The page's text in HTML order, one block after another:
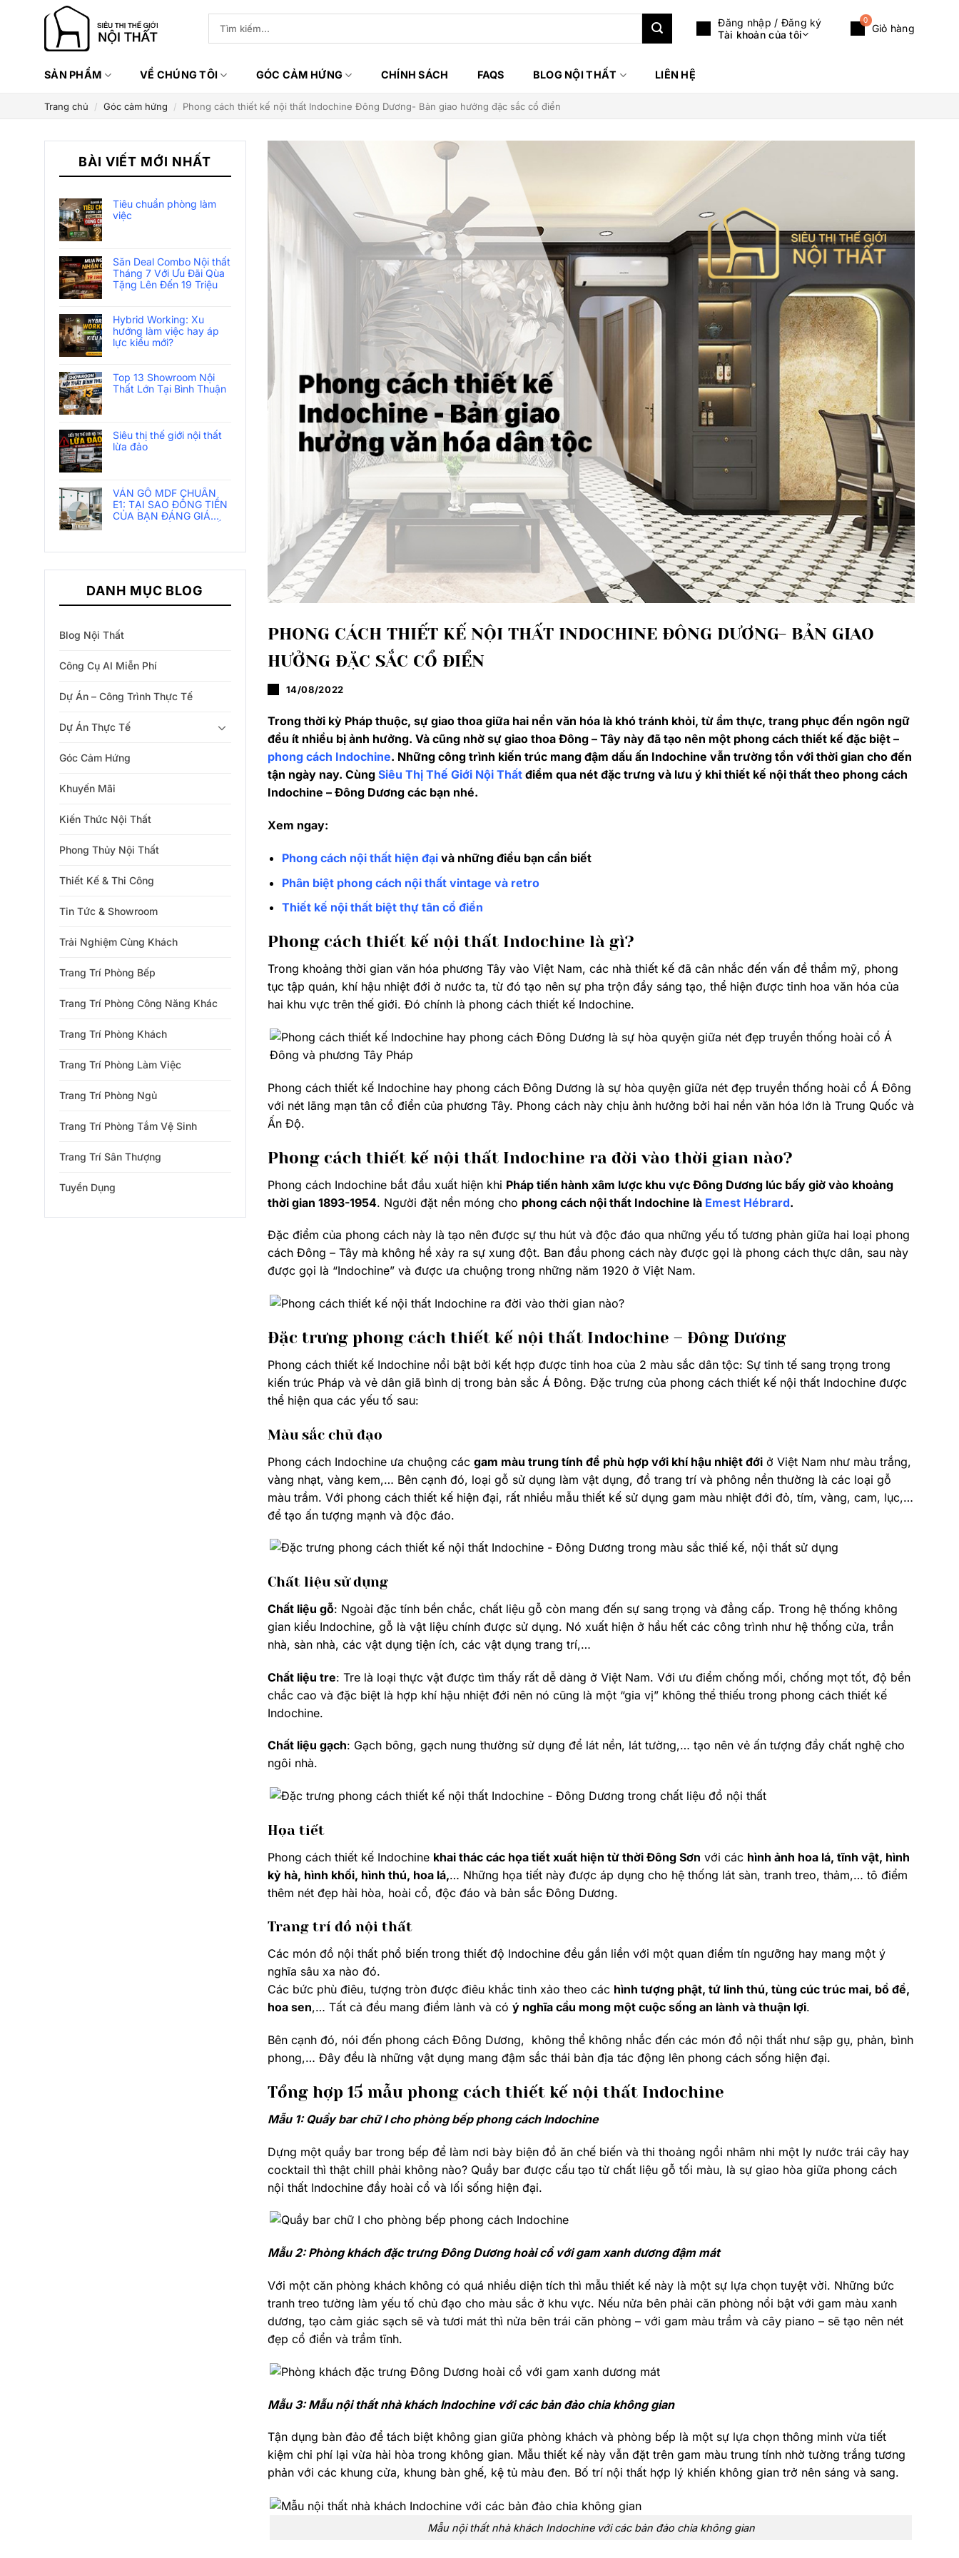
kiếm:
Đăng nhập / Đăng ký
Tài khoản của tôi
Giỏ hàng
0
SẢN PHẨM VỀ CHÚNG TÔI GÓC CẢM HỨNG CHÍNH SÁCH FAQS BLOG NỘI THẤT LIÊN HỆ
Trang chủ / Góc cảm hứng / Phong cách thiết kế nội thất Indochine Đông Dương- Bản giao hưởng đặc sắc cổ điển
BÀI VIẾT MỚI NHẤT
Tiêu chuẩn phòng làm
việc
Săn Deal Combo Nội thất
Tháng 7 Với Ưu Đãi Qùa
Tặng Lên Đến 19 Triệu
Hybrid Working: Xu
hướng làm việc hay áp
lực kiểu mới?
Top 13 Showroom Nội
Thất Lớn Tại Bình Thuận
Siêu thị thế giới nội thất
lừa đảo
VÁN GỖ MDF CHUẨN
E1: TẠI SAO ĐỒNG TIỀN
CỦA BẠN ĐÁNG GIÁ
DANH MỤC BLOG
Blog Nội Thất
Công Cụ AI Miễn Phí
Dự Án – Công Trình Thực Tế
Dự Án Thực Tế
Góc Cảm Hứng
Khuyến Mãi
Kiến Thức Nội Thất
Phong Thủy Nội Thất
Thiết Kế & Thi Công
Tin Tức & Showroom
Trải Nghiệm Cùng Khách
Trang Trí Phòng Bếp
Trang Trí Phòng Công Năng Khác
Trang Trí Phòng Khách
Trang Trí Phòng Làm Việc
Trang Trí Phòng Ngủ
Trang Trí Phòng Tắm Vệ Sinh
Trang Trí Sân Thượng
Tuyển Dụng
PHONG CÁCH THIẾT KẾ NỘI THẤT INDOCHINE ĐÔNG DƯƠNG- BẢN GIAO
HƯỞNG ĐẶC SẮC CỔ ĐIỂN
14/08/2022
Trong thời kỳ Pháp thuộc, sự giao thoa giữa hai nền văn hóa là khó tránh khỏi, từ ẩm thực, trang phục đến ngôn ngữ
đều ít nhiều bị ảnh hưởng. Và cũng nhờ sự giao thoa Đông – Tây này đã tạo nên một phong cách thiết kế đặc biệt –
phong cách Indochine. Những công trình kiến ​​trúc mang đậm dấu ấn Indochine vẫn trường tồn với thời gian cho đến
tận ngày nay. Cùng Siêu Thị Thế Giới Nội Thấtđiểm qua nét đặc trưng và lưu ý khi thiết kế nội thất theo phong cách
Indochine – Đông Dương các bạn nhé.
Xem ngay:
Phong cách nội thất hiện đại và những điều bạn cần biết
Phân biệt phong cách nội thất vintage và retro
Thiết kế nội thất biệt thự tân cổ điển
Phong cách thiết kế nội thất Indochine là gì?
Trong khoảng thời gian văn hóa phương Tây vào Việt Nam, các nhà thiết kế đã cân nhắc đến vấn đề thẩm mỹ, phong
tục tập quán, khí hậu nhiệt đới ở nước ta, từ đó tạo nên sự pha trộn đầy sáng tạo, thể hiện được tinh hoa văn hóa của
hai khu vực trên thế giới. Đó chính là phong cách thiết kế Indochine.
Phong cách thiết kế Indochine hay phong cách Đông Dương là sự hòa quyện giữa nét đẹp truyền thống hoài cổ Á Đông
với nét lãng mạn tân cổ điển của phương Tây. Phong cách này chịu ảnh hưởng bởi hai nền văn hóa lớn là Trung Quốc và
Ấn Độ.
Phong cách thiết kế nội thất Indochine ra đời vào thời gian nào?
Phong cách Indochine bắt đầu xuất hiện khi Pháp tiến hành xâm lược khu vực Đông Dương lúc bấy giờ vào khoảng
thời gian 1893-1954. Người đặt nền móng cho phong cách nội thất Indochine là Emest Hébrard.
Đặc điểm của phong cách này là tạo nên được sự thu hút và độc đáo qua những yếu tố tương phản giữa hai loại phong
cách Đông – Tây mà không hề xảy ra sự xung đột. Ban đầu phong cách này được gọi là phong cách thực dân, sau này
được gọi là “Indochine” và được ưa chuộng trong những năm 1920 ở Việt Nam.
Đặc trưng phong cách thiết kế nội thất Indochine – Đông Dương
Phong cách thiết kế Indochine nổi bật bởi kết hợp được tinh hoa của 2 màu sắc dân tộc: Sự tinh tế sang trọng trong
kiến trúc Pháp và vẻ dân giã bình dị trong bản sắc Á Đông. Đặc trưng của phong cách thiết kế nội thất Indochine được
thể hiện qua các yếu tố sau:
Màu sắc chủ đạo
Phong cách Indochine ưa chuộng các gam màu trung tính để phù hợp với khí hậu nhiệt đớiở Việt Nam như màu trắng,
vàng nhạt, vàng kem,… Bên cạnh đó, loại gỗ sử dụng làm vật dụng, đồ trang trí và phông nền thường là các loại gỗ
màu trầm. Với phong cách thiết kế hiện đại, rất nhiều mẫu thiết kế sử dụng gam màu nhiệt đới đỏ, tím, vàng, cam, lục,…
để tạo ấn tượng mạnh và độc đáo.
Chất liệu sử dụng
Chất liệu gỗ: Ngoài đặc tính bền chắc, chất liệu gỗ còn mang đến sự sang trọng và đẳng cấp. Trong hệ thống không
gian kiểu Indochine, gỗ là vật liệu chính được sử dụng. Nó xuất hiện ở hầu hết các công trình như hệ thống cửa, trần
nhà, sàn nhà, các vật dụng tiện ích, các vật dụng trang trí,…
Chất liệu tre: Tre là loại thực vật được tìm thấy rất dễ dàng ở Việt Nam. Với ưu điểm chống mối, chống mọt tốt, độ bền
chắc cao và đặc biệt là hợp khí hậu nhiệt đới nên nó cũng là một “gia vị” không thể thiếu trong phong cách thiết kế
Indochine.
Chất liệu gạch: Gạch bông, gạch nung thường sử dụng để lát nền, lát tường,… tạo nên vẻ ấn tượng đầy chất nghệ cho
ngôi nhà.
Họa tiết
Phong cách thiết kế Indochine khai thác các họa tiết xuất hiện từ thời Đông Sơn với các hình ảnh hoa lá, tĩnh vật, hình
kỷ hà, hình khối, hình thú, hoa lá,… Những họa tiết này được áp dụng cho hệ thống lát sàn, tranh treo, thảm,… tô điểm
thêm nét đẹp hài hòa, hoài cổ, độc đáo và bản sắc Đông Dương.
Trang trí đồ nội thất
Các món đồ nội thất phổ biến trong thiết độ Indochine đều gắn liền với một quan điểm tín ngưỡng hay mang một ý
nghĩa sâu xa nào đó.
Các bức phù điêu, tượng tròn được điêu khắc tinh xảo theo các hình tượng phật, tứ linh thú, tùng cúc trúc mai, bồ đề,
hoa sen,… Tất cả đều mang điềm lành và có ý nghĩa cầu mong một cuộc sống an lành và thuận lợi.
Bên cạnh đó, nói đến phong cách Đông Dương, không thể không nhắc đến các món đồ nội thất như sập gụ, phản, bình
phong,… Đây đều là những vật dụng mang đậm sắc thái bản địa tác động lên phong cách sống hiện đại.
Tổng hợp 15 mẫu phong cách thiết kế nội thất Indochine
Mẫu 1: Quầy bar chữ I cho phòng bếp phong cách Indochine
Dựng một quầy bar trong bếp để làm nơi bày biện đồ ăn chế biến và thi thoảng ngồi nhâm nhi một ly nước trái cây hay
cocktail thì thật chill phải không nào? Quầy bar được cấu tạo từ chất liệu gỗ tối màu, là sự giao hòa giữa phong cách
nội thất Indochine đầy hoài cổ và lối sống hiện đại.
Mẫu 2: Phòng khách đặc trưng Đông Dương hoài cổ với gam xanh dương đậm mát
Với một căn phòng khách không có quá nhiều diện tích thì mẫu thiết kế này là một sự lựa chọn tuyệt vời. Những bức
tranh treo tường làm yếu tố chủ đạo cho màu sắc ở khu vực. Nếu nửa bên phải căn phòng nổi bật với gam màu xanh
dương, tạo cảm giác sạch sẽ và tươi mát thì nửa bên trái căn phòng – với gam màu trầm và cây piano – sẽ tạo nên nét
đẹp cổ điển và trầm tĩnh.
Mẫu 3: Mẫu nội thất nhà khách Indochine với các bản đảo chia không gian
Tận dụng bàn đảo để tách biệt không gian giữa phòng khách và phòng bếp là một sự lựa chọn thông minh vừa tiết
kiệm chi phí lại vừa hài hòa trong không gian. Mẫu thiết kế này vẫn đặt trên gam màu trung tính nhờ tường trắng tương
phản với các khung cửa, khung bàn ghế, kệ tủ màu đen. Bố trí nội thất hợp lý khiến không gian trở nên sáng và sang.
Mẫu nội thất nhà khách Indochine với các bản đảo chia không gian